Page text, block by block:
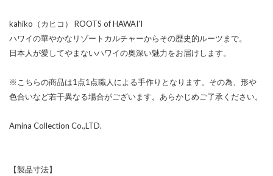
kahiko（カヒコ） ROOTS of HAWAI'I
ハワイの華やかなリゾートカルチャーからその歴史的ルーツまで。
日本人が愛してやまないハワイの奥深い魅力をお届けします。
※こちらの商品は1点1点職人による手作りとなります。その為、形や
色合いなど若干異なる場合がございます。あらかじめご了承ください。
Amina Collection Co.,LTD.
【製品寸法】